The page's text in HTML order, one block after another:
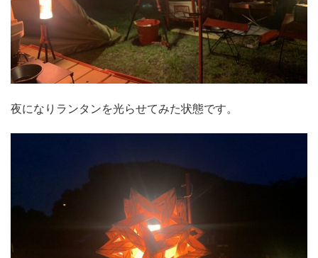
夜になりランタンを光らせてみた状態です。